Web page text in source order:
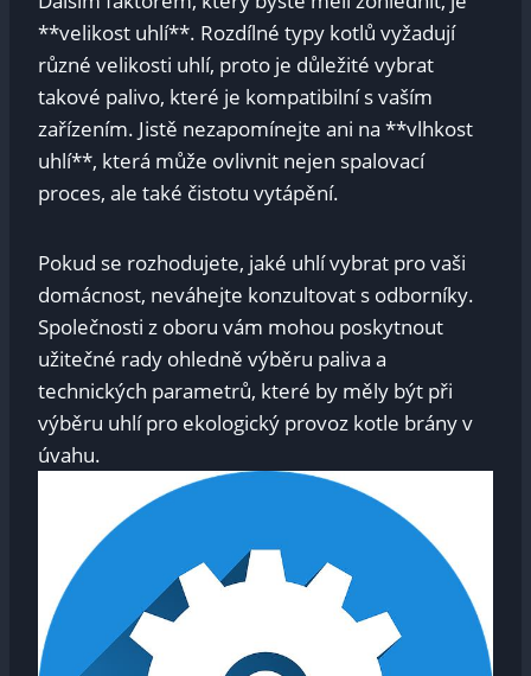
**velikost uhlí**.⁣ Rozdílné ​typy kotlů ⁢vyžadují
různé velikosti ⁢uhlí, proto je důležité vybrat
takové palivo, které je⁣ kompatibilní s‍ vaším
zařízením.‍ Jistě nezapomínejte ⁣ani na​ **vlhkost
uhlí**, která ⁤může ovlivnit nejen ⁤spalovací
proces, ale také čistotu​ vytápění.
Pokud se ‌rozhodujete,​ jaké uhlí vybrat pro⁣ vaši
domácnost, neváhejte konzultovat‌ s odborníky.
Společnosti ⁣z ‍oboru vám mohou⁣ poskytnout
‍užitečné rady ohledně‌ výběru paliva a
technických parametrů, ‌které by měly být⁢ při
⁤výběru uhlí pro ekologický‍ provoz kotle brány v
‍úvahu.